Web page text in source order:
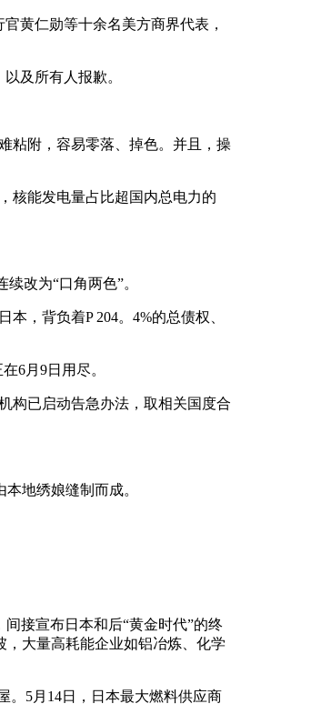
黄仁勋等十余名美方商界代表，
及所有人报歉。
粘附，容易零落、掉色。并且，操
核能发电量占比超国内总电力的
改为“口角两色”。
，背负着P 204。4%的总债权、
6月9日用尽。
构已启动告急办法，取相关国度合
地绣娘缝制而成。
接宣布日本和后“黄金时代”的终
，大量高耗能企业如铝冶炼、化学
5月14日，日本最大燃料供应商